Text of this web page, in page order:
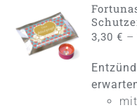
AUSFÜHRUNG
WÄHLEN
DIESES
PRODUKT
MEHRERE
/
DETAILS
3,30€ –